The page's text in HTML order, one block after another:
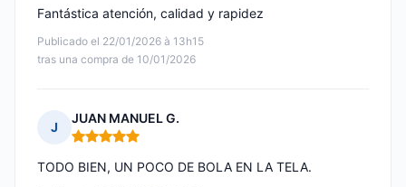
Publicado el 22/01/2026 à 13h15
tras una compra de 10/01/2026
Fantástica atención, calidad y rapidez
J
JUAN MANUEL G.
Nota: 5 de 5
TODO BIEN, UN POCO DE BOLA EN LA TELA.